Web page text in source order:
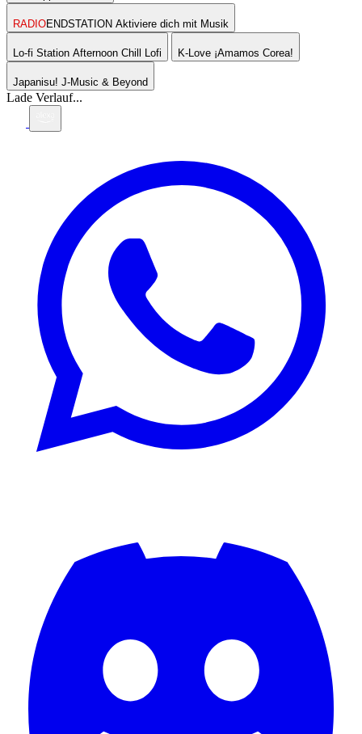
RADIOENDSTATION Aktiviere dich mit Musik
Lo-fi Station Afternoon Chill Lofi K-Love ¡Amamos Corea!
Japanisu! J-Music & Beyond
Lade Verlauf...